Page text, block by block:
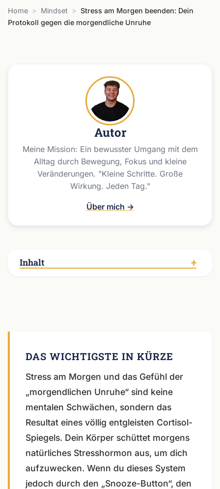
Home > Mindset > Stress am Morgen beenden: Dein
Protokoll gegen die morgendliche Unruhe
Autor
Meine Mission: Ein bewusster Umgang mit dem
Alltag durch Bewegung, Fokus und kleine
Veränderungen. "Kleine Schritte. Große
Wirkung. Jeden Tag."
Über mich →
Inhalt
Stress am Morgen und das Gefühl der
„morgendlichen Unruhe“ sind keine
mentalen Schwächen, sondern das
Resultat eines völlig entgleisten Cortisol-
Spiegels. Dein Körper schüttet morgens
natürliches Stresshormon aus, um dich
aufzuwecken. Wenn du dieses System
jedoch durch den „Snooze-Button“, den